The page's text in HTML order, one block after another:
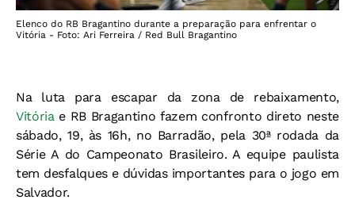
Elenco do RB Bragantino durante a preparação para enfrentar o
Vitória - Foto: Ari Ferreira / Red Bull Bragantino
Na luta para escapar da zona de rebaixamento,
Vitóriae RB Bragantino fazem confronto direto neste
sábado, 19, às 16h, no Barradão, pela 30ª rodada da
Série A do Campeonato Brasileiro. A equipe paulista
tem desfalques e dúvidas importantes para o jogo em
Salvador.